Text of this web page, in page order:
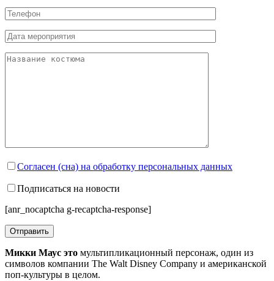
Согласен (сна) на обработку персональных данных
Подписаться на новости
[anr_nocaptcha g-recaptcha-response]
Микки Маус это мультипликационный персонаж, один из
символов компании The Walt Disney Company и американской
поп-культуры в целом.